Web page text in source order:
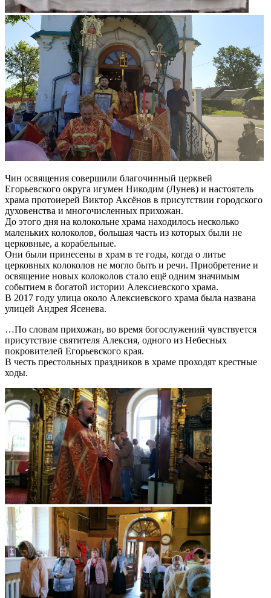
Чин освящения совершили благочинный церквей
Егорьевского округа игумен Никодим (Лунев) и настоятель
храма протоиерей Виктор Аксёнов в присутствии городского
духовенства и многочисленных прихожан.
До этого дня на колокольне храма находилось несколько
маленьких колоколов, большая часть из которых были не
церковные, а корабельные.
Они были принесены в храм в те годы, когда о литье
церковных колоколов не могло быть и речи. Приобретение и
освящение новых колоколов стало ещё одним значимым
событием в богатой истории Алексиевского храма.
В 2017 году улица около Алексиевского храма была названа
улицей Андрея Ясенева.
…По словам прихожан, во время богослужений чувствуется
присутствие святителя Алексия, одного из Небесных
покровителей Егорьевского края.
В честь престольных праздников в храме проходят крестные
ходы.